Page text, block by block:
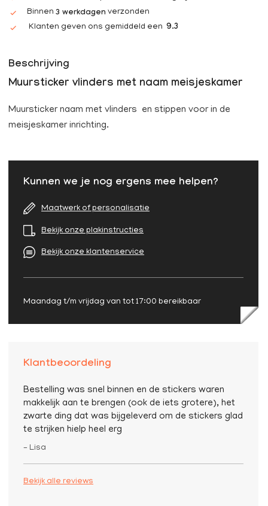
Binnen 3 werkdagen verzonden
Klanten geven ons gemiddeld een 9.3
Beschrijving
Muursticker vlinders met naam meisjeskamer
Muursticker naam met vlinders en stippen voor in de
meisjeskamer inrichting.
Kunnen we je nog ergens mee helpen?
Maatwerk of personalisatie
Bekijk onze plakinstructies
Bekijk onze klantenservice
Maandag t/m vrijdag van tot 17:00 bereikbaar
Klantbeoordeling
Bestelling was snel binnen en de stickers waren
makkelijk aan te brengen (ook de iets grotere), het
zwarte ding dat was bijgeleverd om de stickers glad
te strijken hielp heel erg
– Lisa
Bekijk alle reviews